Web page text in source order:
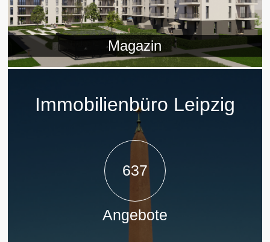
Magazin
Immobilienbüro Leipzig
637
Angebote